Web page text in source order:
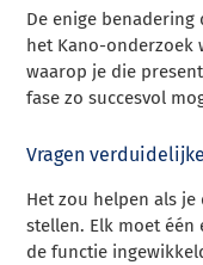
De enige
het Kano-onderzoek
waarop je die
fase zo succesvol
Vragen
Het zou helpen als
stellen. Elk moet één
de functie